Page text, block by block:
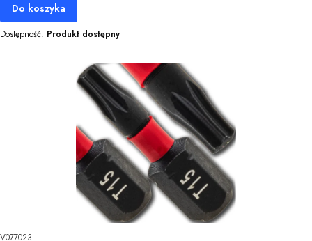
Do koszyka
Dostępność: Produkt dostępny
V077023